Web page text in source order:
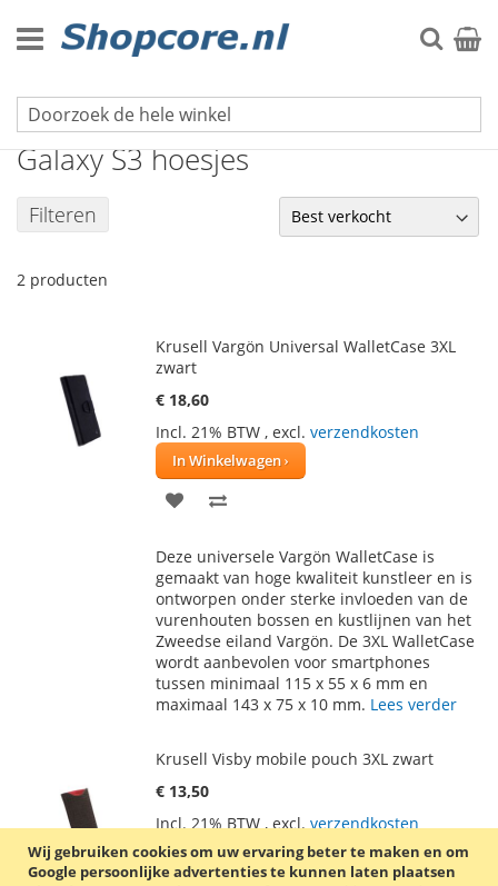
Wij gebruiken cookies om uw ervaring beter te maken en om
Google persoonlijke advertenties te kunnen laten plaatsen
naar
de
Zoek
Samsung hoesjes
Galaxy S3 hoesjes
Filteren
2 producten
Krusell Vargön Universal WalletCase 3XL
zwart
€ 18,60
Incl. 21% BTW , excl. verzendkosten
In Winkelwagen
VOEG
AAN
VERLANGLIJST
TE
VERGELIJKEN
Deze universele Vargön WalletCase is
gemaakt van hoge kwaliteit kunstleer en is
ontworpen onder sterke invloeden van de
vurenhouten bossen en kustlijnen van het
Zweedse eiland Vargön. De 3XL WalletCase
wordt aanbevolen voor smartphones
tussen minimaal 115 x 55 x 6 mm en
maximaal 143 x 75 x 10 mm. Lees verder
Krusell Visby mobile pouch 3XL zwart
€ 13,50
Incl. 21% BTW, excl.verzendkosten
In Winkelwagen